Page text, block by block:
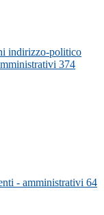
indirizzo-politico
374
- amministrativi 64